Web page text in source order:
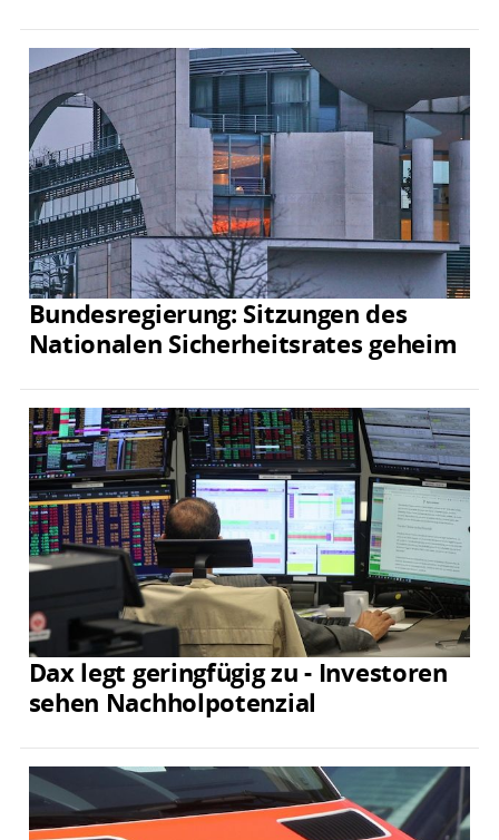
Bundesregierung: Sitzungen des
Nationalen Sicherheitsrates geheim
Dax legt geringfügig zu - Investoren
sehen Nachholpotenzial